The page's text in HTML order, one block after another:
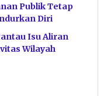
Publik Tetap
Diri
Isu Aliran
Wilayah